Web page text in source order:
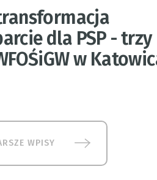
dla PSP - trzy
w
WPISY